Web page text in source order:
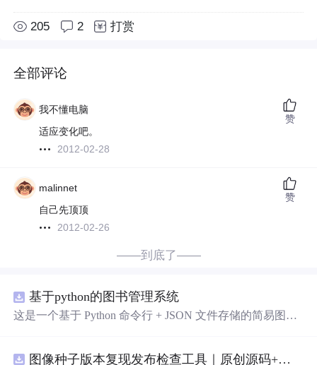
205 2 打赏
全部评论
我不懂电脑
适应变化吧。
2012-02-28
赞
malinnet
自己先顶顶
2012-02-26
赞
——到底了——
基于python的图书管理系统
这是一个基于 Python 命令行 + JSON 文件存储的简易图书
添加、删除、修改、搜索（按书名/作者/ISBN），每本书
图像种子版本复现发布检查工具｜原创源码+测试+离线报告